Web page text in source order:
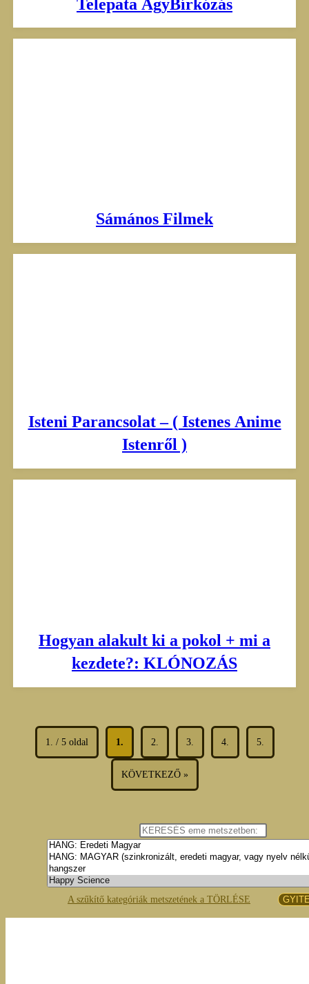
Telepata AgyBírkózás
Sámános Filmek
Isteni Parancsolat – ( Istenes Anime
Istenről )
Hogyan alakult ki a pokol + mi a
kezdete?: KLÓNOZÁS
1. / 5 oldal 1. 2. 3. 4. 5.
KÖVETKEZŐ »
A szűkítő kategóriák metszetének a TÖRLÉSE